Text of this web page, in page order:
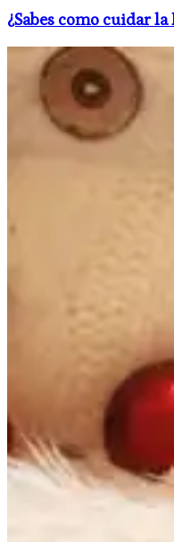
¿Sabes como cuidar